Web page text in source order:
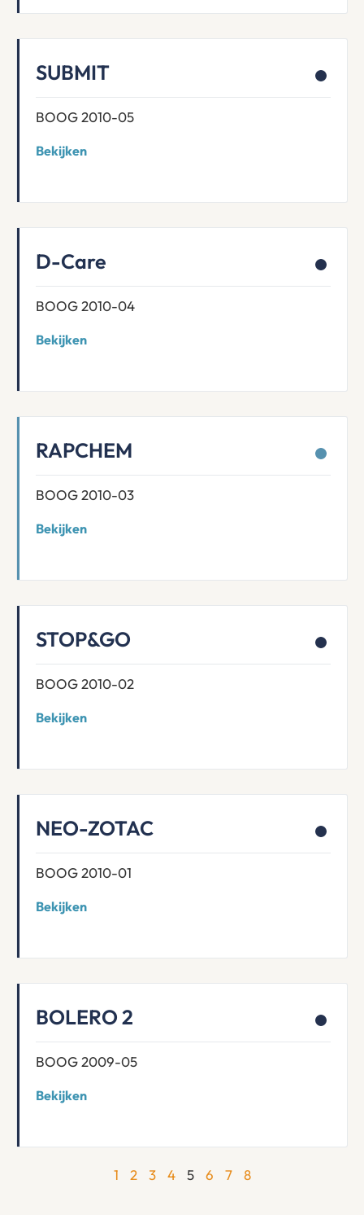
SUBMIT
BOOG 2010-05
Bekijken
D-Care
BOOG 2010-04
Bekijken
RAPCHEM
BOOG 2010-03
Bekijken
STOP&GO
BOOG 2010-02
Bekijken
NEO-ZOTAC
BOOG 2010-01
Bekijken
BOLERO 2
BOOG 2009-05
Bekijken
1 2 3 4 5 6 7 8